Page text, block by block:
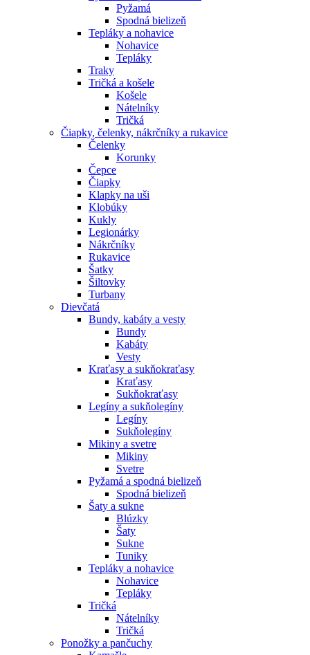
Pyžamá
Spodná bielizeň
Tepláky a nohavice
Nohavice
Tepláky
Traky
Tričká a košele
Košele
Nátelníky
Tričká
Čiapky, čelenky, nákrčníky a rukavice
Čelenky
Korunky
Čepce
Čiapky
Klapky na uši
Klobúky
Kukly
Legionárky
Nákrčníky
Rukavice
Šatky
Šiltovky
Turbany
Dievčatá
Bundy, kabáty a vesty
Bundy
Kabáty
Vesty
Kraťasy a sukňokraťasy
Kraťasy
Sukňokraťasy
Legíny a sukňolegíny
Legíny
Sukňolegíny
Mikiny a svetre
Mikiny
Svetre
Pyžamá a spodná bielizeň
Spodná bielizeň
Šaty a sukne
Blúzky
Šaty
Sukne
Tuniky
Tepláky a nohavice
Nohavice
Tepláky
Tričká
Nátelníky
Tričká
Ponožky a pančuchy